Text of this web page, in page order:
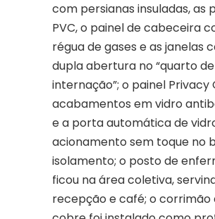
com persianas insuladas, as
PVC, o painel de cabeceira
régua de gases e as janelas
dupla abertura no “quarto de
internação”; o painel Privacy
acabamentos em vidro
e a porta automática de
acionamento sem toque no
isolamento; o posto de
ficou na área coletiva,
recepção e café; o corrimão